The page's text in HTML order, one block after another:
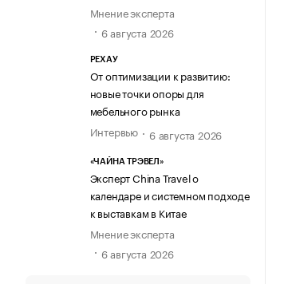
Мнение эксперта
6 августа 2026
РЕХАУ
От оптимизации к развитию:
новые точки опоры для
мебельного рынка
Интервью
6 августа 2026
«ЧАЙНА ТРЭВЕЛ»
Эксперт China Travel о
календаре и системном подходе
к выставкам в Китае
Мнение эксперта
6 августа 2026